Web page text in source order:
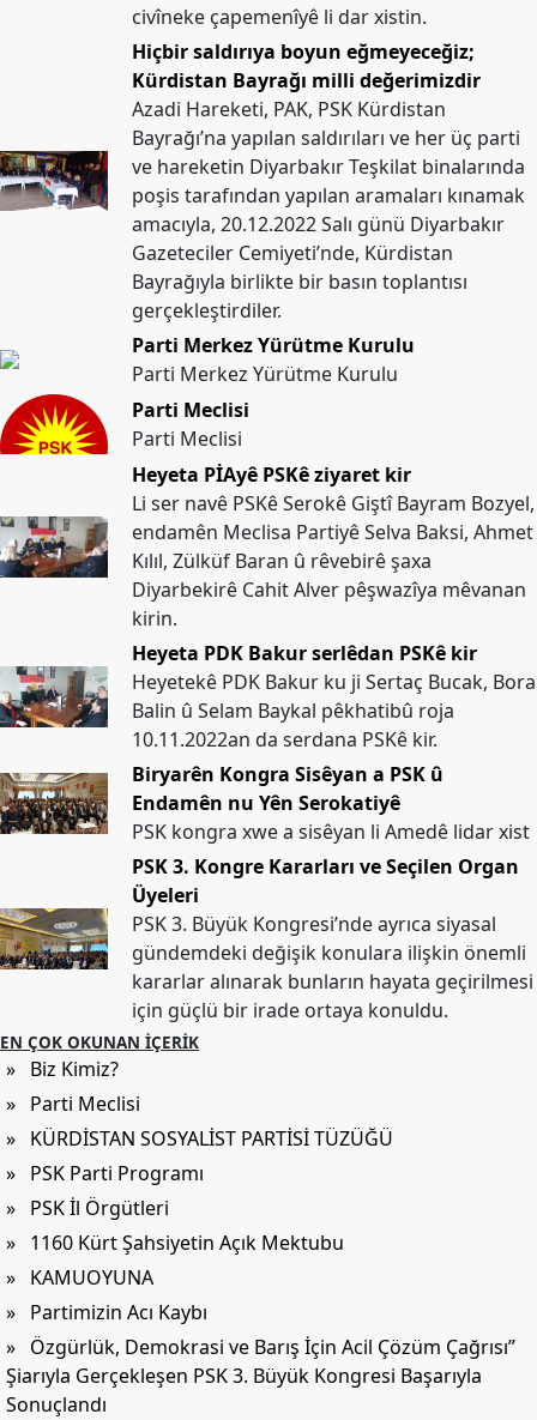
civîneke çapemenîyê li dar xistin.
Hiçbir saldırıya boyun eğmeyeceğiz;
Kürdistan Bayrağı milli değerimizdir
Azadi Hareketi, PAK, PSK Kürdistan
Bayrağı’na yapılan saldırıları ve her üç parti
ve hareketin Diyarbakır Teşkilat binalarında
poşis tarafından yapılan aramaları kınamak
amacıyla, 20.12.2022 Salı günü Diyarbakır
Gazeteciler Cemiyeti’nde, Kürdistan
Bayrağıyla birlikte bir basın toplantısı
gerçekleştirdiler.
Parti Merkez Yürütme Kurulu
Parti Merkez Yürütme Kurulu
Parti Meclisi
Parti Meclisi
Heyeta PİAyê PSKê ziyaret kir
Li ser navê PSKê Serokê Giştî Bayram Bozyel,
endamên Meclisa Partiyê Selva Baksi, Ahmet
Kılıl, Zülküf Baran û rêvebirê şaxa
Diyarbekirê Cahit Alver pêşwazîya mêvanan
kirin.
Heyeta PDK Bakur serlêdan PSKê kir
Heyetekê PDK Bakur ku ji Sertaç Bucak, Bora
Balin û Selam Baykal pêkhatibû roja
10.11.2022an da serdana PSKê kir.
Biryarên Kongra Sisêyan a PSK û
Endamên nu Yên Serokatiyê
PSK kongra xwe a sisêyan li Amedê lidar xist
PSK 3. Kongre Kararları ve Seçilen Organ
Üyeleri
PSK 3. Büyük Kongresi’nde ayrıca siyasal
gündemdeki değişik konulara ilişkin önemli
kararlar alınarak bunların hayata geçirilmesi
için güçlü bir irade ortaya konuldu.
EN ÇOK OKUNAN İÇERIK
» Biz Kimiz?
» Parti Meclisi
» KÜRDİSTAN SOSYALİST PARTİSİ TÜZÜĞÜ
» PSK Parti Programı
» PSK İl Örgütleri
» 1160 Kürt Şahsiyetin Açık Mektubu
» KAMUOYUNA
» Partimizin Acı Kaybı
» Özgürlük, Demokrasi ve Barış İçin Acil Çözüm Çağrısı”
Şiarıyla Gerçekleşen PSK 3. Büyük Kongresi Başarıyla
Sonuçlandı